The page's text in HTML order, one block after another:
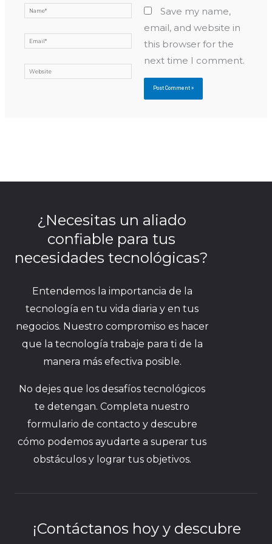
Name*
Email*
Website
Save my name,
email, and website in
this browser for the
next time I comment.
¿Necesitas un aliado
confiable para tus
necesidades tecnológicas?
Entendemos la importancia de la
tecnología en tu vida diaria y en tus
negocios. Nuestro compromiso es hacer
que la tecnología trabaje para ti de la
manera más efectiva posible.
No dejes que los desafíos tecnológicos
te detengan. Completa nuestro
formulario de contacto y descubre
cómo podemos ayudarte a superar tus
obstáculos y lograr tus objetivos.
¡Contáctanos hoy y descubre